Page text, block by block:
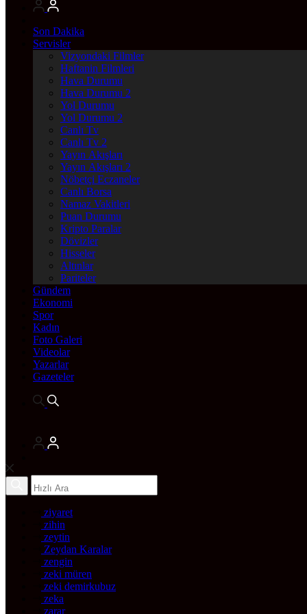
Son Dakika
Servisler
Vizyondaki Filmler
Haftanin Filmleri
Hava Durumu
Hava Durumu 2
Yol Durumu
Yol Durumu 2
Canlı Tv
Canlı Tv 2
Yayın Akışları
Yayın Akışları 2
Nöbetçi Eczaneler
Canlı Borsa
Namaz Vakitleri
Puan Durumu
Kripto Paralar
Dövizler
Hisseler
Altınlar
Pariteler
Gündem
Ekonomi
Spor
Kadın
Foto Galeri
Videolar
Yazarlar
Gazeteler
ziyaret
zihin
zeytin
Zeydan Karalar
zengin
zeki müren
zeki demirkubuz
zeka
zarar